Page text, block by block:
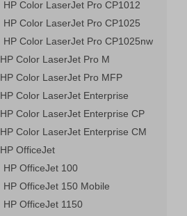
HP Color LaserJet Pro CP1012
HP Color LaserJet Pro CP1025
HP Color LaserJet Pro CP1025nw
HP Color LaserJet Pro M
HP Color LaserJet Pro MFP
HP Color LaserJet Enterprise
HP Color LaserJet Enterprise CP
HP Color LaserJet Enterprise CM
HP OfficeJet
HP OfficeJet 100
HP OfficeJet 150 Mobile
HP OfficeJet 1150